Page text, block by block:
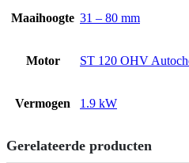
Maaihoogte 31 – 80 mm
Motor ST 120 OHV
Vermogen 1.9 kW
Gerelateerde producten